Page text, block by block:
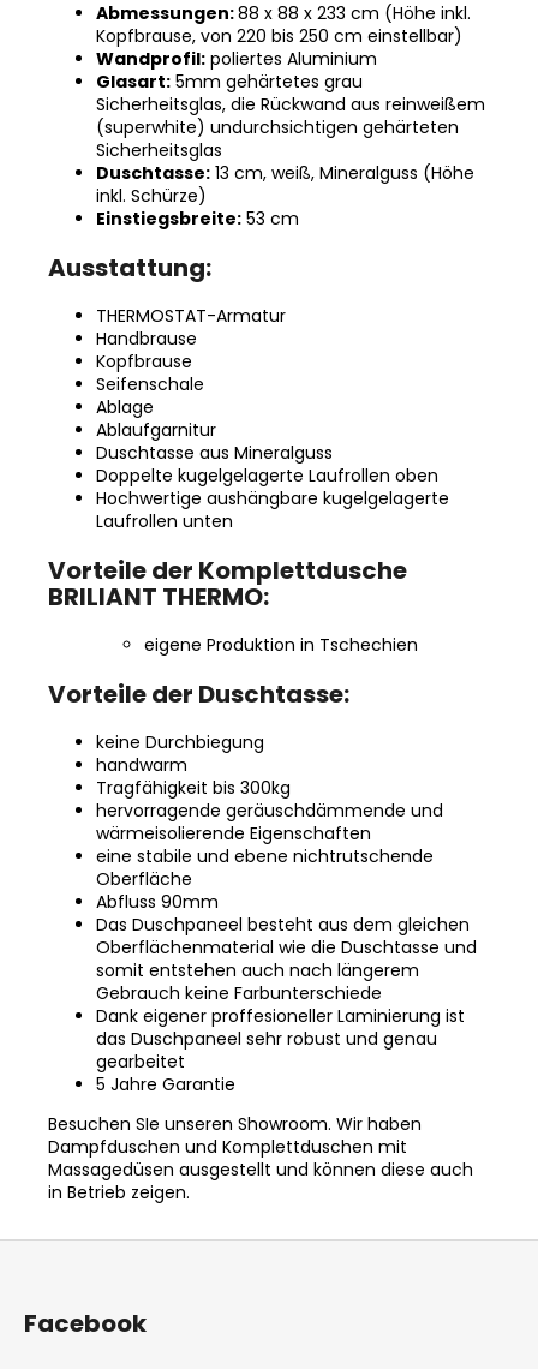
Abmessungen:88 x 88 x 233 cm (Höhe inkl.
Kopfbrause, von 220 bis 250 cm einstellbar)
Wandprofil: poliertes Aluminium
Glasart: 5mm gehärtetes grau
Sicherheitsglas, die Rückwand aus reinweißem
(superwhite) undurchsichtigen gehärteten
Sicherheitsglas
Duschtasse: 13 cm, weiß, Mineralguss (Höhe
inkl. Schürze)
Einstiegsbreite: 53 cm
Ausstattung:
THERMOSTAT-Armatur
Handbrause
Kopfbrause
Seifenschale
Ablage
Ablaufgarnitur
Duschtasse aus Mineralguss
Doppelte kugelgelagerte Laufrollen oben
Hochwertige aushängbare kugelgelagerte
Laufrollen unten
Vorteile der Komplettdusche
BRILIANT THERMO:
eigene Produktion in Tschechien
Vorteile der Duschtasse:
keine Durchbiegung
handwarm
Tragfähigkeit bis 300kg
hervorragende geräuschdämmende und
wärmeisolierende Eigenschaften
eine stabile und ebene nichtrutschende
Oberfläche
Abfluss 90mm
Das Duschpaneel besteht aus dem gleichen
Oberflächenmaterial wie die Duschtasse und
somit entstehen auch nach längerem
Gebrauch keine Farbunterschiede
Dank eigener proffesioneller Laminierung ist
das Duschpaneel sehr robust und genau
gearbeitet
5 Jahre Garantie
Besuchen SIe unseren Showroom. Wir haben
Dampfduschen und Komplettduschen mit
Massagedüsen ausgestellt und können diese auch
in Betrieb zeigen.
Facebook